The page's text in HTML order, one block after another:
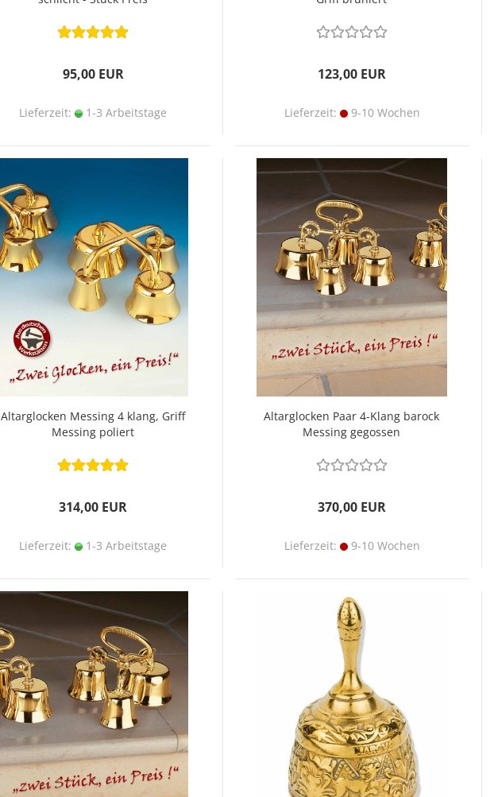
95,00 EUR
Lieferzeit: 1-3 Arbeitstage
123,00 EUR
Lieferzeit: 9-10 Wochen
Altarglocken Messing 4 klang, Griff
Messing poliert
314,00 EUR
Lieferzeit: 1-3 Arbeitstage
Altarglocken Paar 4-Klang barock
Messing gegossen
370,00 EUR
Lieferzeit: 9-10 Wochen